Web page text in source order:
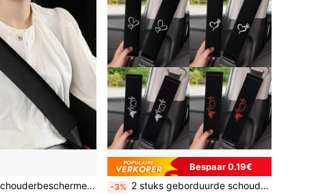
1 stuk zwarte schouderbeschermer voor autogordel, lange vrachtwagengordelbeschermer, universeel voor alle seizoenen
Bespaar 0.19€
-3% 2 stuks geborduurde schoudervullingen voor in de auto, schouderbeschermers voor veiligheidsgordels, comfortabel voor bestuurder en passagier het hele seizoen, duurzame accessoires voor veiligheidsgordels, geschikt als Valentijnsdagcadeau, accessoires voor in de auto